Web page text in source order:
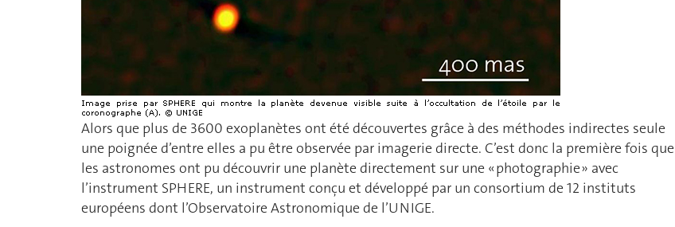
Alors que plus de 3600 exoplanètes ont été découvertes grâce à des méthodes indirectes seule
une poignée d’entre elles a pu être observée par imagerie directe. C’est donc la première fois que
les astronomes ont pu découvrir une planète directement sur une « photographie » avec
l’instrument SPHERE, un instrument conçu et développé par un consortium de 12 instituts
européens dont l’Observatoire Astronomique de l’UNIGE.